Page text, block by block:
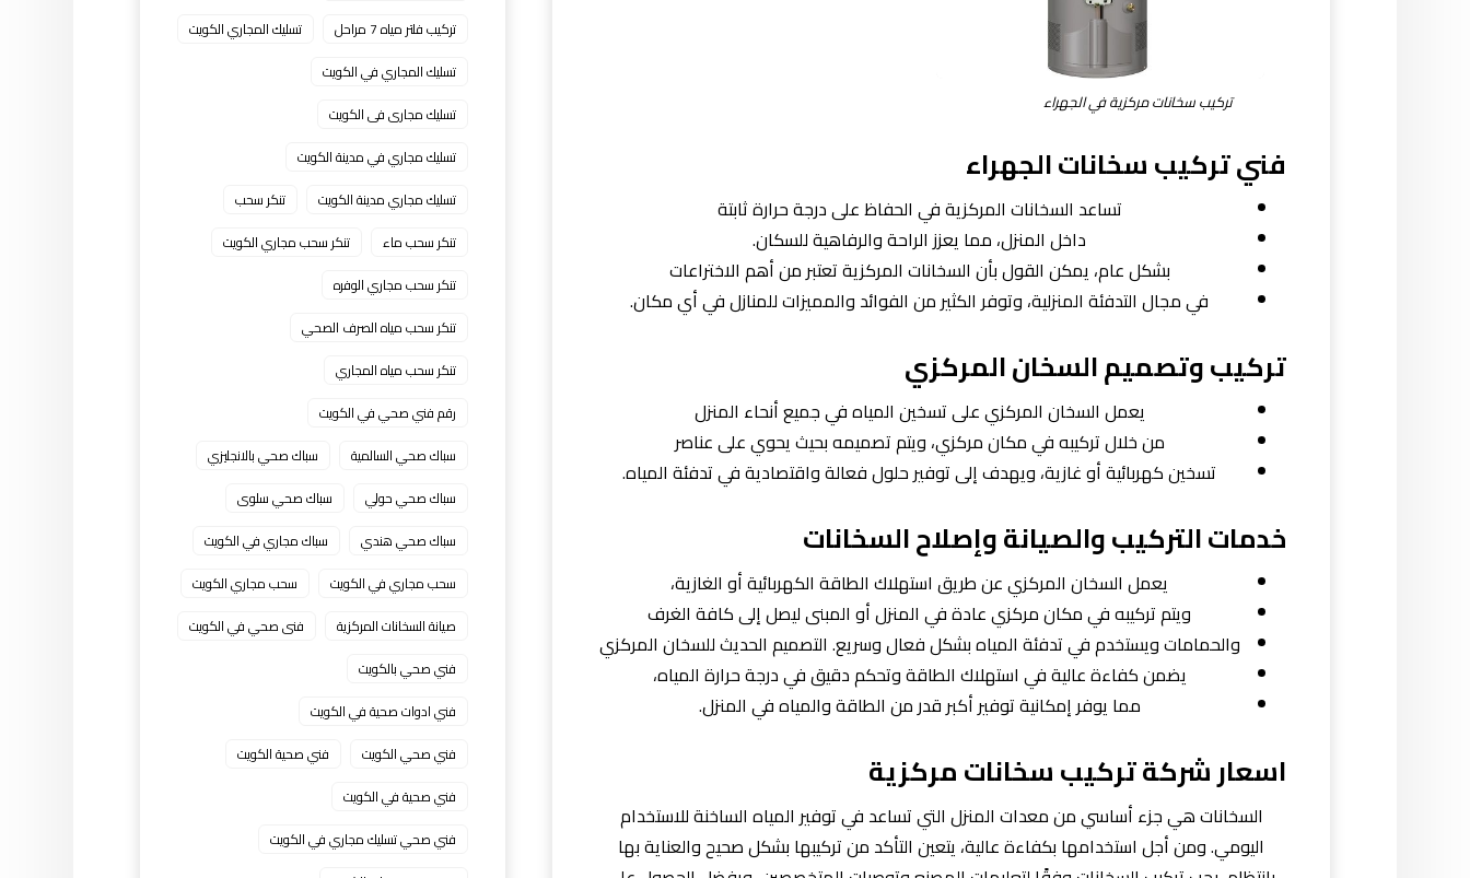
تركيب سخانات مركزية في الجهراء
فني تركيب سخانات الجهراء
تساعد السخانات المركزية في الحفاظ على درجة حرارة ثابتة
داخل المنزل، مما يعزز الراحة والرفاهية للسكان.
بشكل عام، يمكن القول بأن السخانات المركزية تعتبر من أهم الاختراعات
في مجال التدفئة المنزلية، وتوفر الكثير من الفوائد والمميزات للمنازل في أي مكان.
تركيب وتصميم السخان المركزي
يعمل السخان المركزي على تسخين المياه في جميع أنحاء المنزل
من خلال تركيبه في مكان مركزي، ويتم تصميمه بحيث يحوي على عناصر
تسخين كهربائية أو غازية، ويهدف إلى توفير حلول فعالة واقتصادية في تدفئة المياه.
خدمات التركيب والصيانة وإصلاح السخانات
يعمل السخان المركزي عن طريق استهلاك الطاقة الكهربائية أو الغازية،
ويتم تركيبه في مكان مركزي عادة في المنزل أو المبنى ليصل إلى كافة الغرف
والحمامات ويستخدم في تدفئة المياه بشكل فعال وسريع. التصميم الحديث للسخان المركزي
يضمن كفاءة عالية في استهلاك الطاقة وتحكم دقيق في درجة حرارة المياه،
مما يوفر إمكانية توفير أكبر قدر من الطاقة والمياه في المنزل.
اسعار شركة تركيب سخانات مركزية
السخانات هي جزء أساسي من معدات المنزل التي تساعد في توفير المياه الساخنة للاستخدام
اليومي. ومن أجل استخدامها بكفاءة عالية، يتعين التأكد من تركيبها بشكل صحيح والعناية بها
تركيب فلتر مياه 7 مراحل
تسليك المجاري الكويت
تسليك المجاري في الكويت
تسليك مجارى فى الكويت
تسليك مجاري في مدينة الكويت
تسليك مجاري مدينة الكويت
تنكر سحب
تنكر سحب ماء
تنكر سحب مجاري الكويت
تنكر سحب مجاري الوفره
تنكر سحب مياه الصرف الصحي
تنكر سحب مياه المجاري
رقم فني صحي في الكويت
سباك صحي السالمية
سباك صحي بالانجليزي
سباك صحي حولي
سباك صحي سلوى
سباك صحي هندي
سباك مجاري في الكويت
سحب مجاري في الكويت
سحب مجاري الكويت
صيانة السخانات المركزية
فنى صحي في الكويت
فني صحي بالكويت
فني ادوات صحية في الكويت
فني صحي الكويت
فني صحية الكويت
فني صحية في الكويت
فني صحي تسليك مجاري في الكويت